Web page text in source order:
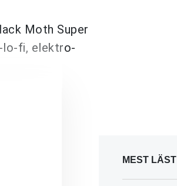
Moth Super
lo-fi, elektro-
MEST LÄST